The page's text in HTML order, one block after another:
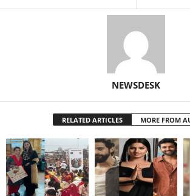
NEWSDESK
RELATED ARTICLES MORE FROM